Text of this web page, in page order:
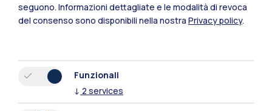
seguono. Informazioni dettagliate e le modalità di revoca
del consenso sono disponibili nella nostra Privacy policy.
Funzionali
↓ 2 services